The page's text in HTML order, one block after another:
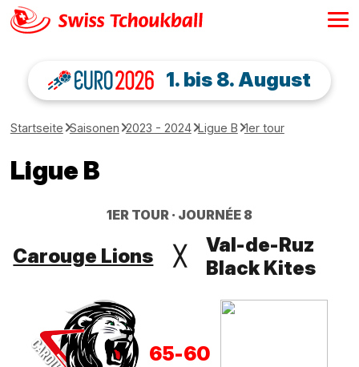
1. bis 8. August
Startseite Saisonen 2023 - 2024 Ligue B 1er tour
Ligue B
1ER TOUR JOURNÉE 8
Carouge Lions ╳
Val-de-Ruz
Black Kites
65-60